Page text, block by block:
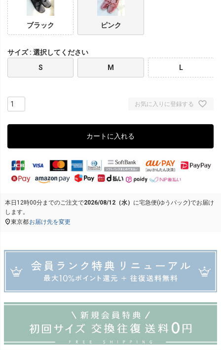
ブラック ピンク
サイズ
選択してください
S
M L
お気に入りに登録する
カートに入れる
本日 12時00分までのご注文で2026/08/12（水） に宅急便(ゆうパック)でお届け
します。
東京都お届け先を変更